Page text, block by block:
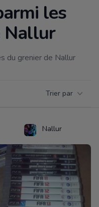
les
Nallur
du grenier de Nallur
Trier par
Nallur